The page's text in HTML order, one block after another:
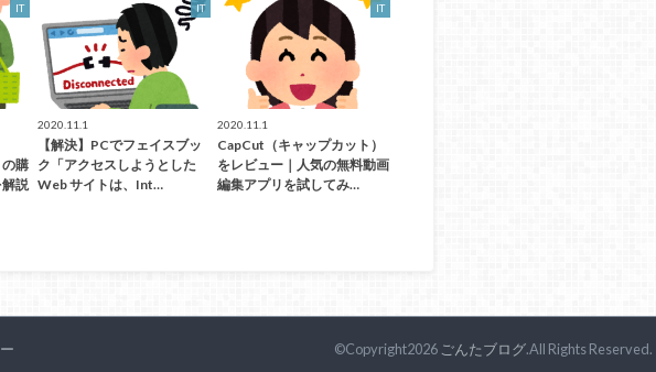
IT
購
説
IT
2020.11.1
【解決】PCでフェイスブッ
ク「アクセスしようとした
Web サイトは、Int…
IT
2020.11.1
CapCut（キャップカット）
をレビュー｜人気の無料動画
編集アプリを試してみ…
©Copyright2026ごんたブログ.All Rights Reserved.